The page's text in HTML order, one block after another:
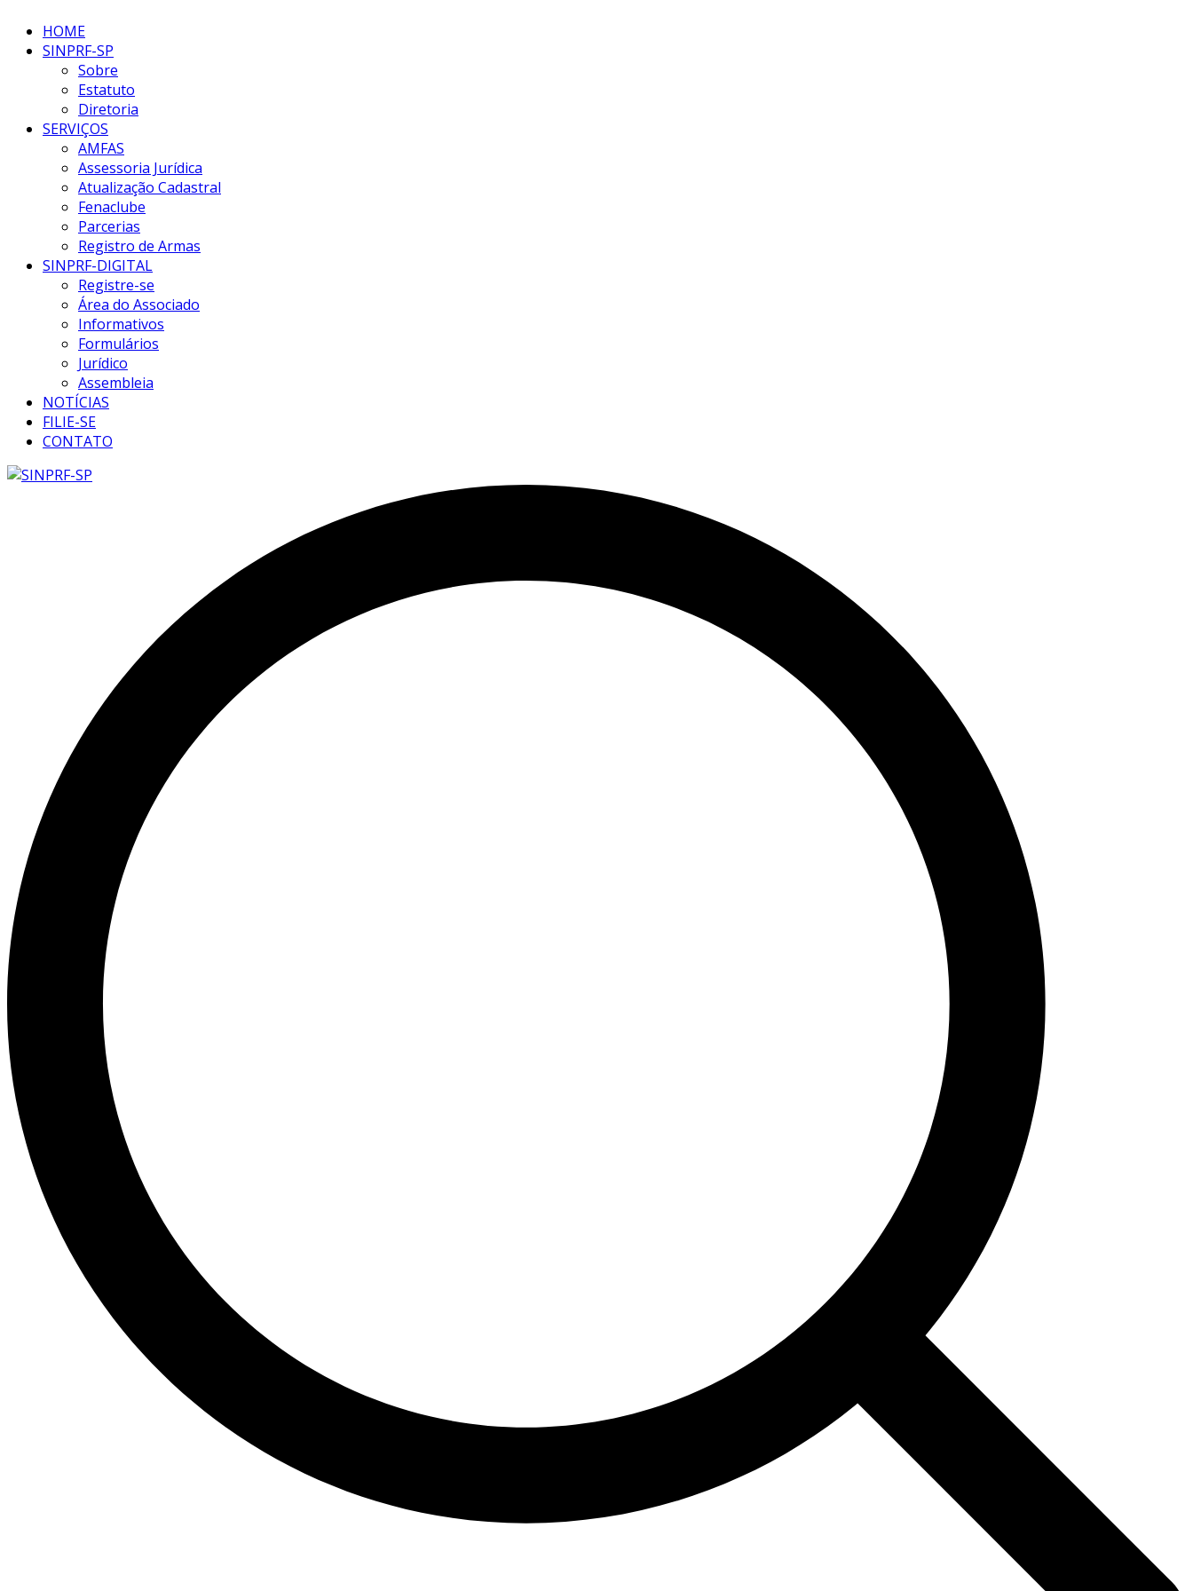
HOME
SINPRF-SP
Sobre
Estatuto
Diretoria
SERVIÇOS
AMFAS
Assessoria Jurídica
Atualização Cadastral
Fenaclube
Parcerias
Registro de Armas
SINPRF-DIGITAL
Registre-se
Área do Associado
Informativos
Formulários
Jurídico
Assembleia
NOTÍCIAS
FILIE-SE
CONTATO